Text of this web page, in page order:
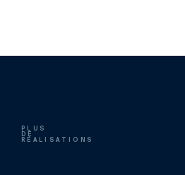
PLUS
DE
RÉALISATIONS